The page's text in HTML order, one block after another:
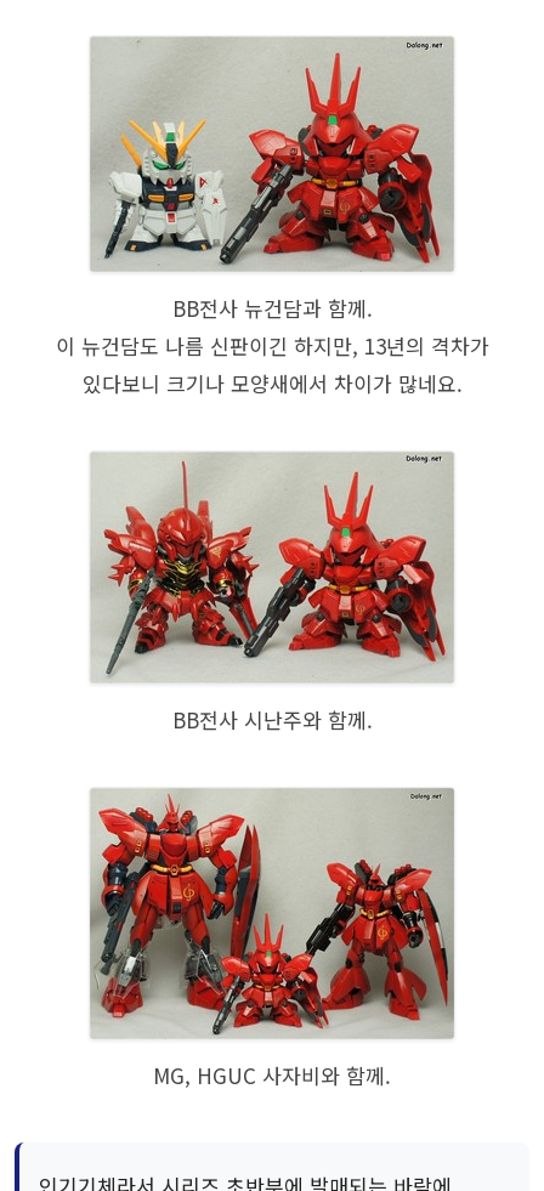
BB전사 뉴건담과 함께.
이 뉴건담도 나름 신판이긴 하지만, 13년의 격차가
있다보니 크기나 모양새에서 차이가 많네요.
BB전사 시난주와 함께.
MG, HGUC 사자비와 함께.